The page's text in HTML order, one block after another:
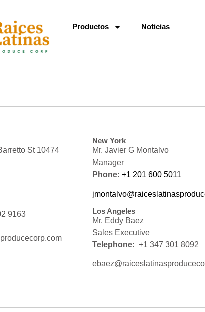
Productos Noticias
St 10474
9163
New York
Mr. Javier G Montalvo
Manager
Phone:+1 201 600 5011
Los Angeles
Mr. Eddy Baez
Sales Executive
Telephone: +1 347 301 8092